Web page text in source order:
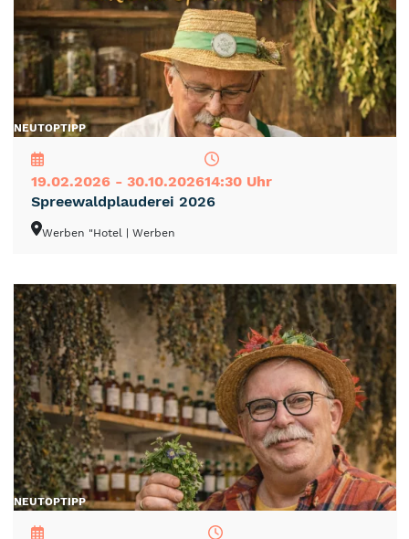
NEUTOPTIPP
19.02.2026 - 30.10.202614:30 Uhr
Spreewaldplauderei 2026
Werben "Hotel | Werben
NEUTOPTIPP